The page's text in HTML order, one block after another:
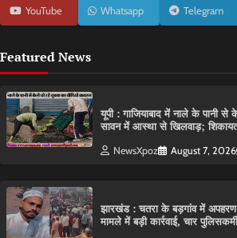
YouTube Whatsapp Telegram
Featured News
यूपी : गाजियाबाद में नाले के पानी से
सावन में आस्था से खिलवाड़;
NewsXpoz August 7, 2026
झारखंड : चतरा के बड़गांव में
मामले में बड़ी कार्रवाई, चार